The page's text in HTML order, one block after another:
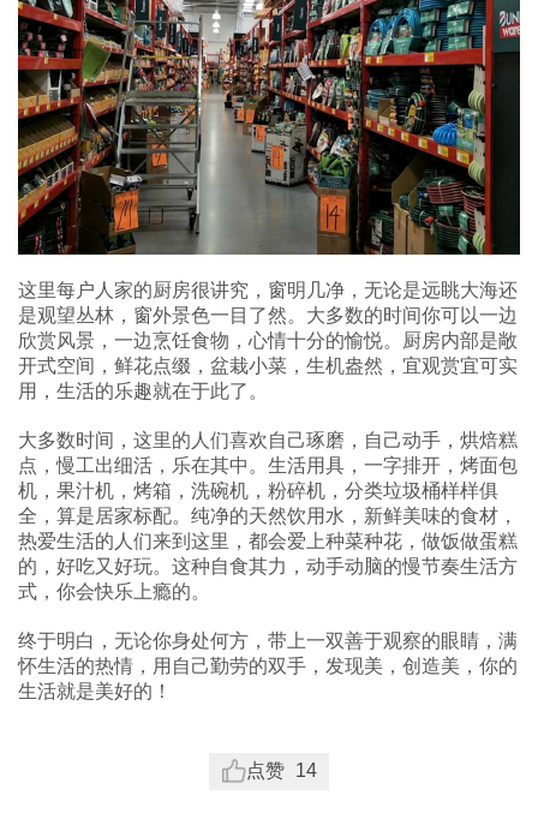
这里每户人家的厨房很讲究，窗明几净，无论是远眺大海还
是观望丛林，窗外景色一目了然。大多数的时间你可以一边
欣赏风景，一边烹饪食物，心情十分的愉悦。厨房内部是敞
开式空间，鲜花点缀，盆栽小菜，生机盎然，宜观赏宜可实
用，生活的乐趣就在于此了。
大多数时间，这里的人们喜欢自己琢磨，自己动手，烘焙糕
点，慢工出细活，乐在其中。生活用具，一字排开，烤面包
机，果汁机，烤箱，洗碗机，粉碎机，分类垃圾桶样样俱
全，算是居家标配。纯净的天然饮用水，新鲜美味的食材，
热爱生活的人们来到这里，都会爱上种菜种花，做饭做蛋糕
的，好吃又好玩。这种自食其力，动手动脑的慢节奏生活方
式，你会快乐上瘾的。
终于明白，无论你身处何方，带上一双善于观察的眼睛，满
怀生活的热情，用自己勤劳的双手，发现美，创造美，你的
生活就是美好的！
点赞 14